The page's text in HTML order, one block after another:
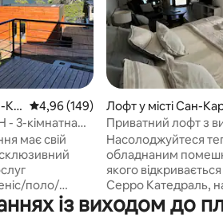
Ка
Середня оцінка: 4,96 з 5, відгуки:
4,96 (149)
3-кімнатна
має свій
поло/
послуги
Лофт у місті Сан-
е-Барілоче
Приватний лофт з
Науель-Уапі.
Насолоджуйтеся
обладнаним
якого
Серро Катедраль,
озеро Науель-Уапі,
пейзаж. Унікальні
із виходом до